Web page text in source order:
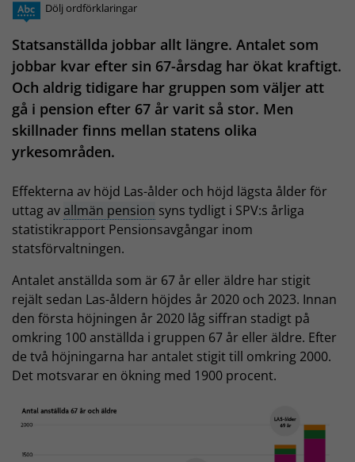
Dölj ordförklaringar
Statsanställda jobbar allt längre. Antalet som
jobbar kvar efter sin 67-årsdag har ökat kraftigt.
Och aldrig tidigare har gruppen som väljer att
gå i pension efter 67 år varit så stor. Men
skillnader finns mellan statens olika
yrkesområden.
Effekterna av höjd Las-ålder och höjd lägsta ålder för
uttag avallmän pension syns tydligt i SPV:s årliga
statistikrapport Pensionsavgångar inom
statsförvaltningen.
Antalet anställda som är 67 år eller äldre har stigit
rejält sedan Las-åldern höjdes år 2020 och 2023. Innan
den första höjningen år 2020 låg siffran stadigt på
omkring 100 anställda i gruppen 67 år eller äldre. Efter
de två höjningarna har antalet stigit till omkring 2000.
Det motsvarar en ökning med 1900 procent.